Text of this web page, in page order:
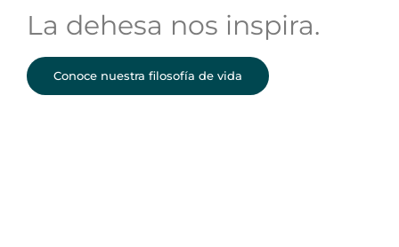
La dehesa nos inspira.
Conoce nuestra filosofía de vida